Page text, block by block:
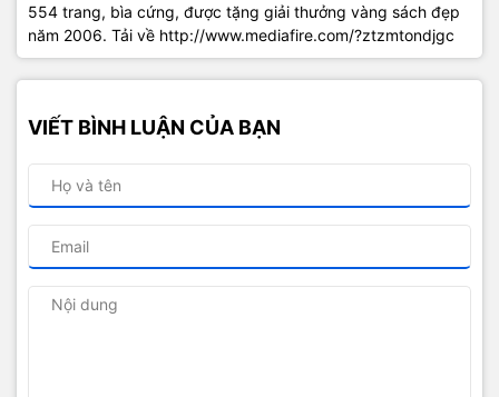
554 trang, bìa cứng, được tặng giải thưởng vàng sách đẹp
năm 2006. Tải về http://www.mediafire.com/?ztzmtondjgc
VIẾT BÌNH LUẬN CỦA BẠN